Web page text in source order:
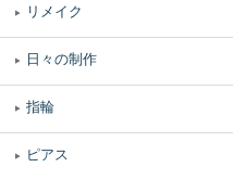
リメイク
日々の制作
指輪
ピアス